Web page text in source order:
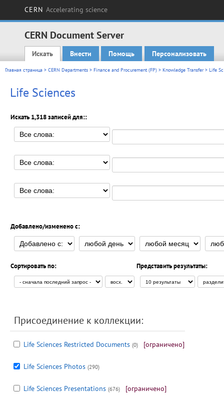
CERN Accelerating science
CERN Document Server
Main menu
Искать Внести Помощь Персонализовать
Главная страница > CERN Departments > Finance and Procurement (FP) > Knowledge Transfer> Life
Life Sciences
Искать 1,318 записей для::
Добавлено/изменено с:
Сортировать по: Представить результаты:
Присоединение к коллекции:
Life Sciences Restricted Documents (0) [ограничено]
Life Sciences Photos (290)
Life Sciences Presentations (676) [ограничено]